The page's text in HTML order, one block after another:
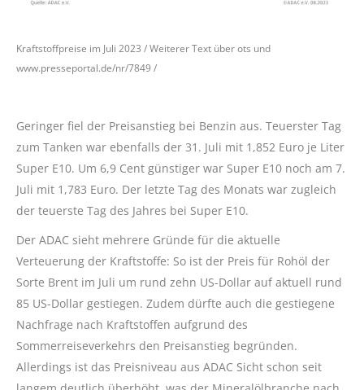
Kraftstoffpreise im Juli 2023 / Weiterer Text über ots und
www.presseportal.de/nr/7849 /
Geringer fiel der Preisanstieg bei Benzin aus. Teuerster Tag
zum Tanken war ebenfalls der 31. Juli mit 1,852 Euro je Liter
Super E10. Um 6,9 Cent günstiger war Super E10 noch am 7.
Juli mit 1,783 Euro. Der letzte Tag des Monats war zugleich
der teuerste Tag des Jahres bei Super E10.
Der ADAC sieht mehrere Gründe für die aktuelle
Verteuerung der Kraftstoffe: So ist der Preis für Rohöl der
Sorte Brent im Juli um rund zehn US-Dollar auf aktuell rund
85 US-Dollar gestiegen. Zudem dürfte auch die gestiegene
Nachfrage nach Kraftstoffen aufgrund des
Sommerreiseverkehrs den Preisanstieg begründen.
Allerdings ist das Preisniveau aus ADAC Sicht schon seit